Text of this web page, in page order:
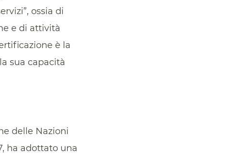
ossia di
e di attività
è la
sua capacità
delle Nazioni
ha adottato una